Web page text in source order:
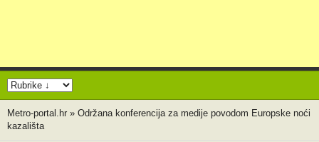
Metro-portal.hr » Održana konferencija za medije povodom Europske noći
kazališta